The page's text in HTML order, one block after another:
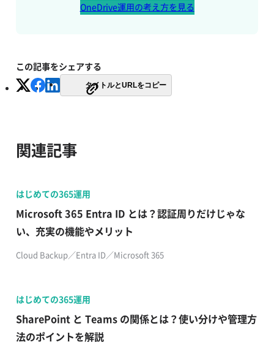
OneDrive運用の考え方を見る
この記事をシェアする
タイトルとURLをコピー
関連記事
はじめての365運用
​​Microsoft 365 Entra ID とは？認証周りだけじゃな
い、充実の機能やメリット​
Cloud Backup​／Entra ID／Microsoft 365
はじめての365運用
SharePoint と Teams の関係とは？使い分けや管理方
法のポイントを解説